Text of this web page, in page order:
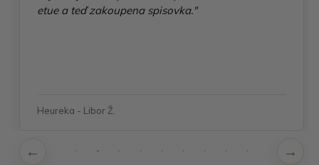
etue a teď zakoupena spisovka."
Heureka - Libor Ž.